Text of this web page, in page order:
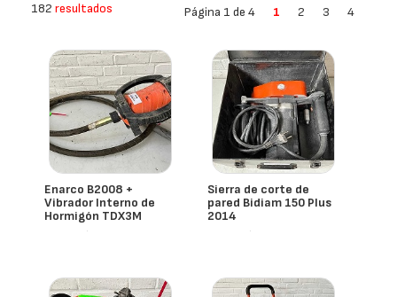
182 resultados Página 1 de 4 1 2 3 4
Enarco B2008 +
Vibrador Interno de
Hormigón TDX3M
- España
Sierra de corte de
pared Bidiam 150 Plus
2014
- España